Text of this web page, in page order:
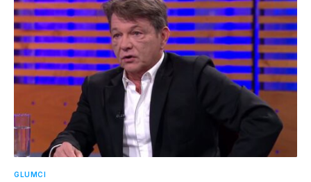
GLUMCI